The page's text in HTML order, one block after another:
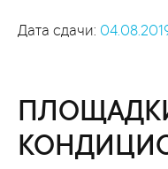
Дата сдачи: